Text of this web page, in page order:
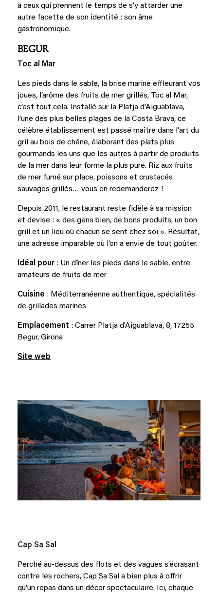
à ceux qui prennent le temps de s’y attarder une
autre facette de son identité : son âme
gastronomique.
BEGUR
Toc al Mar
Les pieds dans le sable, la brise marine effleurant vos
joues, l’arôme des fruits de mer grillés, Toc al Mar,
c’est tout cela. Installé sur la Platja d'Aiguablava,
l'une des plus belles plages de la Costa Brava, ce
célèbre établissement est passé maître dans l'art du
gril au bois de chêne, élaborant des plats plus
gourmands les uns que les autres à partir de produits
de la mer dans leur forme la plus pure. Riz aux fruits
de mer fumé sur place, poissons et crustacés
sauvages grillés… vous en redemanderez !
Depuis 2011, le restaurant reste fidèle à sa mission
et devise : « des gens bien, de bons produits, un bon
grill et un lieu où chacun se sent chez soi ». Résultat,
une adresse imparable où l’on a envie de tout goûter.
Idéal pour : Un dîner les pieds dans le sable, entre
amateurs de fruits de mer
Cuisine : Méditerranéenne authentique, spécialités
de grillades marines
Emplacement : Carrer Platja d'Aiguablava, 8, 17255
Begur, Girona
Site web
Cap Sa Sal
Perché au-dessus des flots et des vagues s’écrasant
contre les rochers, Cap Sa Sal a bien plus à offrir
qu’un repas dans un décor spectaculaire. Ici, chaque